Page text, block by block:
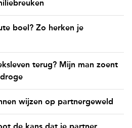
boel? Zo herken je
terug? Mijn man zoent
wijzen op partnergeweld